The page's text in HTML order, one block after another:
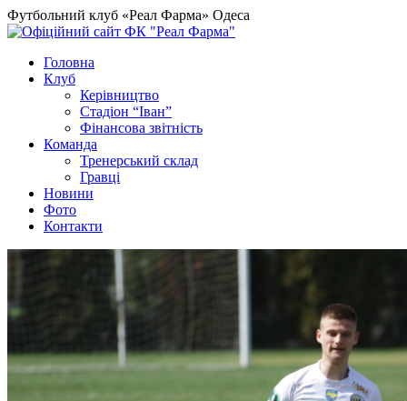
Футбольний клуб «Реал Фарма» Одеса
Головна
Клуб
Керівництво
Стадіон “Іван”
Фінансова звітність
Команда
Тренерський склад
Гравці
Новини
Фото
Контакти